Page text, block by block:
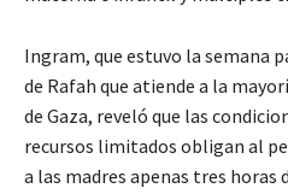
Ingram, que estuvo la semana
de Rafah que atiende a la
de Gaza, reveló que las
recursos limitados obligan al
a las madres apenas tres horas